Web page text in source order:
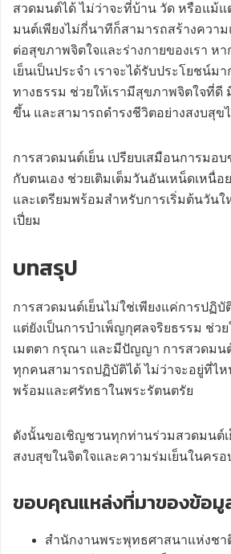
สวดมนต์ได้ ไม่ว่าจะที่บ้าน วัด หรือแม้
มนต์เพียงไม่กี่นาทีก็สามารถสร้างควา
ต่อสุขภาพจิตใจและร่างกายของเรา ห
เย็นเป็นประจำ เราจะได้รับประโยชน์ม
ทางธรรม ช่วยให้เรามีสุขภาพจิตใจที่
ขึ้น และสามารถดำรงชีวิตอย่างสงบสุข
การสวดมนต์เย็น เปรียบเสมือนการมอ
กับตนเอง ช่วยเติมเต็มวันอันเหน็ดเหนื่
และเตรียมพร้อมสำหรับการเริ่มต้นวันใ
เปี่ยม
บทสรุป
การสวดมนต์เย็นไม่ใช่เพียงแค่การปฏิ
แต่ยังเป็นการบำเพ็ญกุศลจริยธรรม ช่ว
เมตตา กรุณา และมีปัญญา การสวดมน
ทุกคนสามารถปฏิบัติได้ ไม่ว่าจะอยู่ที่ไห
พร้อมและศรัทธาในพระรัตนตรัย
ดังนั้นขอเชิญชวนทุกท่านร่วมสวดมนต์เ
สงบสุขในจิตใจและความร่มเย็นในครอ
ขอบคุณแหล่งที่มาของข้อมู
สำนักงานพระพุทธศาสนาแห่งชา